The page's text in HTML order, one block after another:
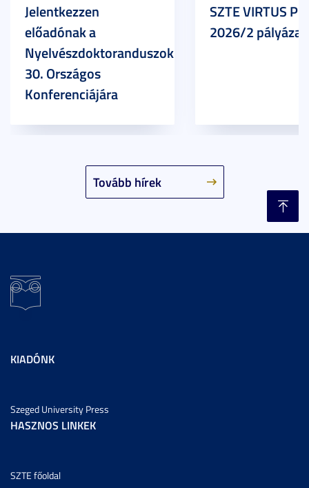
Tovább hírek
Jelentkezzen
előadónak a
Nyelvészdoktoranduszok
30. Országos
Konferenciájára
SZTE VIRTUS
2026/2
KIADÓNK
Szeged University Press
HASZNOS LINKEK
SZTE főoldal